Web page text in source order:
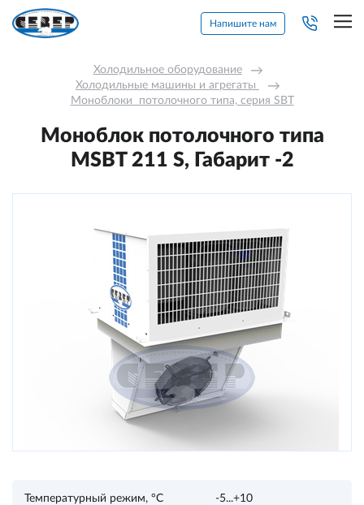
Напишите нам
Холодильное оборудование →
Холодильные машины и агрегаты →
Моноблоки  потолочного типа, серия SBT
Моноблок потолочного типа
MSBT 211 S, Габарит -2
Температурный режим, °С
-5...+10